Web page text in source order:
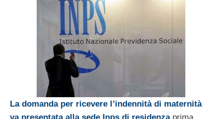
La domanda per ricevere l’indennità di maternità